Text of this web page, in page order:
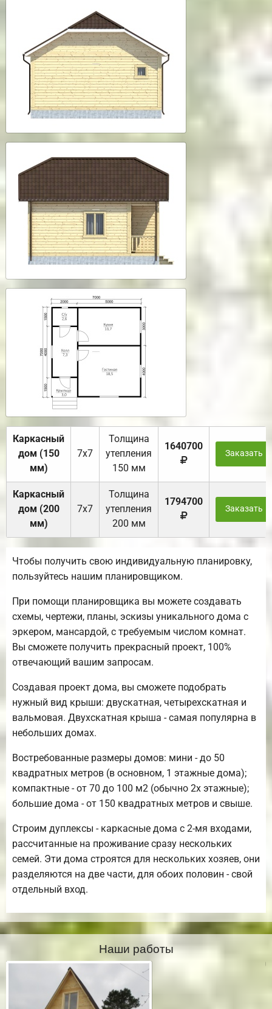
Каркасный
дом (150
мм)
7х7
Толщина
утепления
150 мм
1640700
Заказать
Каркасный
дом (200
мм)
7х7
Толщина
утепления
200 мм
1794700
Заказать
Чтобы получить свою индивидуальную планировку,
пользуйтесь нашим планировщиком.
При помощи планировщика вы можете создавать
схемы, чертежи, планы, эскизы уникального дома с
эркером, мансардой, с требуемым числом комнат.
Вы сможете получить прекрасный проект, 100%
отвечающий вашим запросам.
Создавая проект дома, вы сможете подобрать
нужный вид крыши: двускатная, четырехскатная и
вальмовая. Двухскатная крыша - самая популярна в
небольших домах.
Востребованные размеры домов: мини - до 50
квадратных метров (в основном, 1 этажные дома);
компактные - от 70 до 100 м2 (обычно 2х этажные);
большие дома - от 150 квадратных метров и свыше.
Строим дуплексы - каркасные дома с 2-мя входами,
рассчитанные на проживание сразу нескольких
семей. Эти дома строятся для нескольких хозяев, они
разделяются на две части, для обоих половин - свой
отдельный вход.
Наши работы